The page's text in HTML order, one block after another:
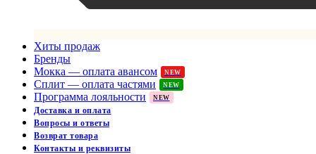
Хиты продаж
Бренды
Мокка — оплата авансом
NEW
Сплит — оплата частями NEW
Программа лояльности NEW
Доставка и оплата
Вопросы и ответы
Возврат товара
Контакты и реквизиты